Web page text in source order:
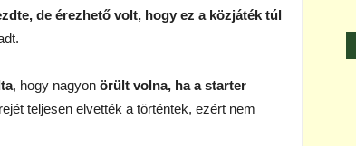
de érezhető volt, hogy ez a közjáték túl
, hogy nagyon örült volna, ha a starter
teljesen elvették a történtek, ezért nem